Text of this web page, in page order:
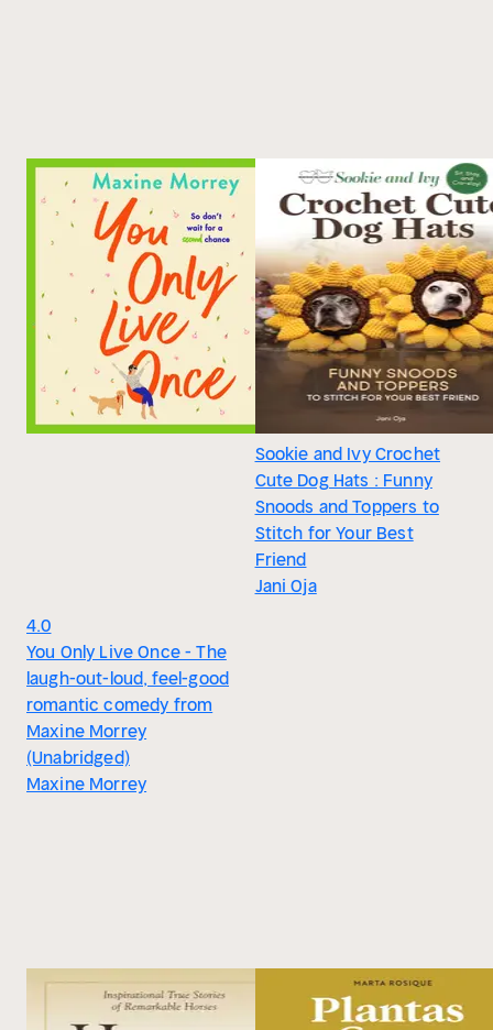
4.0
You Only Live Once - The
laugh-out-loud, feel-good
romantic comedy from
Maxine Morrey
(Unabridged)
Maxine Morrey
Sookie and Ivy Crochet
Cute Dog Hats : Funny
Snoods and Toppers to
Stitch for Your Best
Friend
Jani Oja